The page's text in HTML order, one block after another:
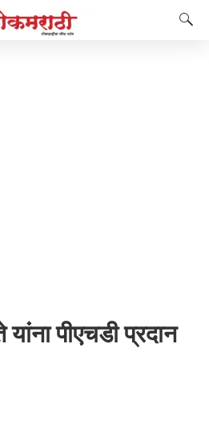
यांना पीएचडी प्रदान